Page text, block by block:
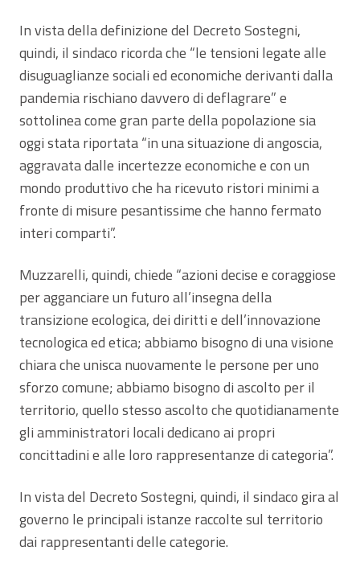
In vista della definizione del Decreto Sostegni,
quindi, il sindaco ricorda che “le tensioni legate alle
disuguaglianze sociali ed economiche derivanti dalla
pandemia rischiano davvero di deflagrare” e
sottolinea come gran parte della popolazione sia
oggi stata riportata “in una situazione di angoscia,
aggravata dalle incertezze economiche e con un
mondo produttivo che ha ricevuto ristori minimi a
fronte di misure pesantissime che hanno fermato
interi comparti”.
Muzzarelli, quindi, chiede “azioni decise e coraggiose
per agganciare un futuro all’insegna della
transizione ecologica, dei diritti e dell’innovazione
tecnologica ed etica; abbiamo bisogno di una visione
chiara che unisca nuovamente le persone per uno
sforzo comune; abbiamo bisogno di ascolto per il
territorio, quello stesso ascolto che quotidianamente
gli amministratori locali dedicano ai propri
concittadini e alle loro rappresentanze di categoria”.
In vista del Decreto Sostegni, quindi, il sindaco gira al
governo le principali istanze raccolte sul territorio
dai rappresentanti delle categorie.